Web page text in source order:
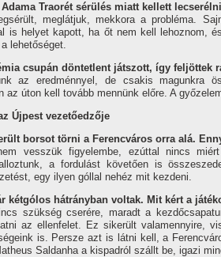
Traorét sérülés miatt kellett
meglátjuk, mekkora a probléma.
is helyet kapott, ha őt nem kell lehoznom,
lehetőséget.
csupán döntetlent játszott, így feljöttek
az eredménnyel, de csakis magunkra
az úton kell tovább mennünk előre. A
Újpest vezetőedzője
borsot törni a Ferencváros orra alá.
vesszük figyelembe, ezúttal nincs
a fordulást követően is
egy ilyen góllal nehéz mit kezdeni.
kétgólos hátrányban voltak. Mit kért a
szükség cserére, maradt a
az ellenfelet. Ez sikerült valamennyire,
is. Persze azt is látni kell, a
Saldanha a kispadról szállt be, igazi